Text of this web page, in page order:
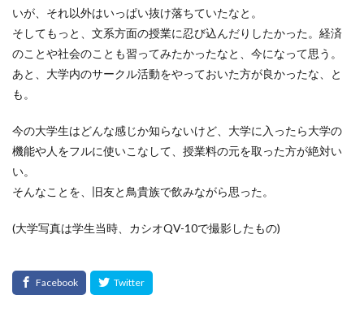
いが、それ以外はいっぱい抜け落ちていたなと。
そしてもっと、文系方面の授業に忍び込んだりしたかった。経済
のことや社会のことも習ってみたかったなと、今になって思う。
あと、大学内のサークル活動をやっておいた方が良かったな、と
も。
今の大学生はどんな感じか知らないけど、大学に入ったら大学の
機能や人をフルに使いこなして、授業料の元を取った方が絶対い
い。
そんなことを、旧友と鳥貴族で飲みながら思った。
(大学写真は学生当時、カシオQV-10で撮影したもの)